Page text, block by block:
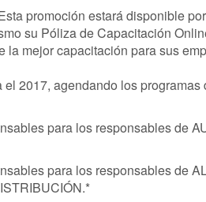
promoción estará disponible
su Póliza de Capacitación
la mejor capacitación para sus
el 2017, agendando los
para los responsables de
para los responsables de